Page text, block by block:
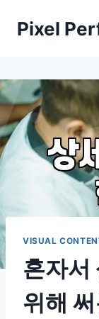
Pixel
VISUAL
혼자서
위해